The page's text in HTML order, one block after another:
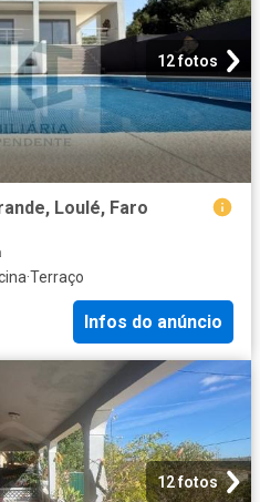
12 fotos
Loulé, Faro
·Terraço
Infos do anúncio
12 fotos